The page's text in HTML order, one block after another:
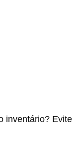
inventário? Evite